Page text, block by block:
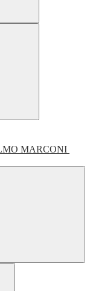
MARCONI